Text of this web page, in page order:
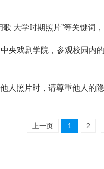
大学时期照片”等关键词
央戏剧学院，参观校园内
人照片时，请尊重他人的
上一页 1 2